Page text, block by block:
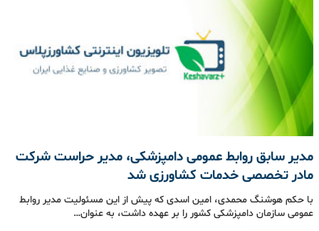
مدیر سابق روابط عمومی دامپزشکی، مدیر حراست شرکت
مادر تخصصی خدمات کشاورزی شد
با حکم هوشنگ محمدی، امین اسدی که پیش از این مسئولیت مدیر روابط
عمومی سازمان دامپزشکی کشور را بر عهده داشت، به عنوان…